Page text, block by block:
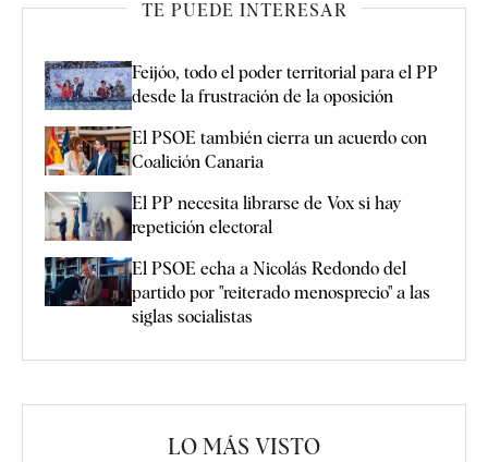
TE PUEDE INTERESAR
Feijóo, todo el poder territorial para el PP
desde la frustración de la oposición
El PSOE también cierra un acuerdo con
Coalición Canaria
El PP necesita librarse de Vox si hay
repetición electoral
El PSOE echa a Nicolás Redondo del
partido por "reiterado menosprecio" a las
siglas socialistas
LO MÁS VISTO